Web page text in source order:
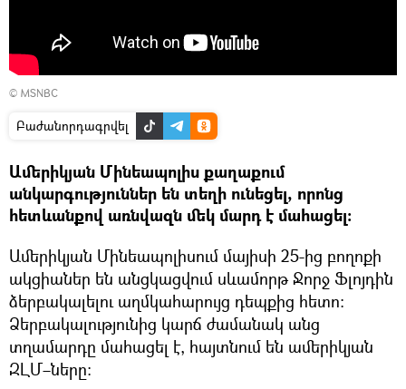
© MSNBC
Բաժանորդագրվել
Ամերիկյան Մինեապոլիս քաղաքում
անկարգություններ են տեղի ունեցել, որոնց
հետևանքով առնվազն մեկ մարդ է մահացել։
Ամերիկյան Մինեապոլիսում մայիսի 25-ից բողոքի
ակցիաներ են անցկացվում սևամորթ Ջորջ Ֆլոյդին
ձերբակալելու աղմկահարույց դեպքից հետո։
Ձերբակալությունից կարճ ժամանակ անց
տղամարդը մահացել է, հայտնում են ամերիկյան
ԶԼՄ–ները։